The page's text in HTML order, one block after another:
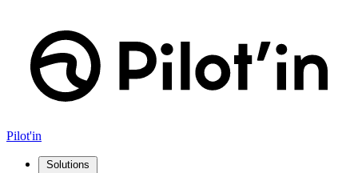
contenu
Pilot'in
Solutions